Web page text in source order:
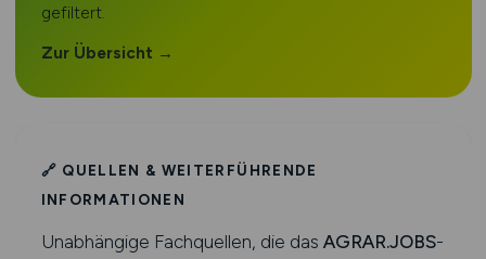
gefiltert.
Zur Übersicht →
🔗 QUELLEN & WEITERFÜHRENDE
INFORMATIONEN
Unabhängige Fachquellen, die das AGRAR.JOBS-